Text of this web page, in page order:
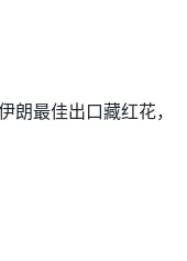
最佳出口藏红花，